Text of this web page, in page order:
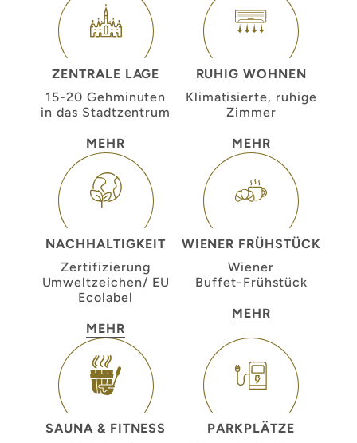
ZENTRALE LAGE
15-20 Gehminuten
in das Stadtzentrum
MEHR
RUHIG WOHNEN
Klimatisierte, ruhige
Zimmer
MEHR
NACHHALTIGKEIT
Zertifizierung
Umweltzeichen/ EU
Ecolabel
MEHR
WIENER FRÜHSTÜCK
Wiener
Buffet-Frühstück
MEHR
SAUNA & FITNESS
PARKPLÄTZE